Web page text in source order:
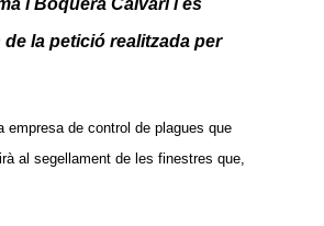
i Boquera Calvari i es
la petició realitzada per
empresa de control de plagues que
al segellament de les finestres que,